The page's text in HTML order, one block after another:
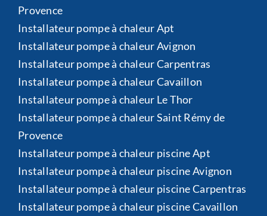
Provence
Installateur pompe à chaleur Apt
Installateur pompe à chaleur Avignon
Installateur pompe à chaleur Carpentras
Installateur pompe à chaleur Cavaillon
Installateur pompe à chaleur Le Thor
Installateur pompe à chaleur Saint Rémy de
Provence
Installateur pompe à chaleur piscine Apt
Installateur pompe à chaleur piscine Avignon
Installateur pompe à chaleur piscine Carpentras
Installateur pompe à chaleur piscine Cavaillon